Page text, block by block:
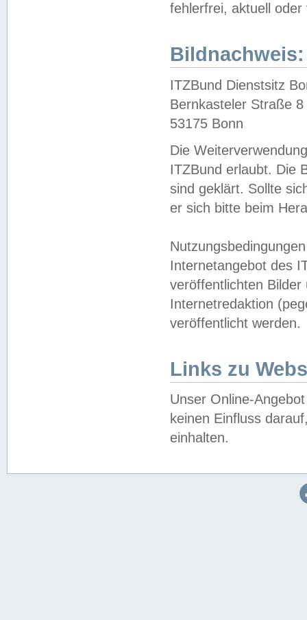
fehlerfrei, aktuell oder
Bildnachweis:
ITZBund Dienstsitz
Bernkasteler Straße 8
53175 Bonn
Die
ITZBund erlaubt. Die
sind geklärt. Sollte
er sich bitte beim
Internetangebot des
veröffentlichten
Internetredaktion
veröffentlicht werden.
Links zu
Unser Online-
keinen Einfluss
einhalten.